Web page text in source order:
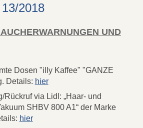
2018
UND
Dosen "illy Kaffee" "GANZE
Details: hier
Rückruf via Lidl: „Haar- und
SHBV 800 A1“ der Marke
hier